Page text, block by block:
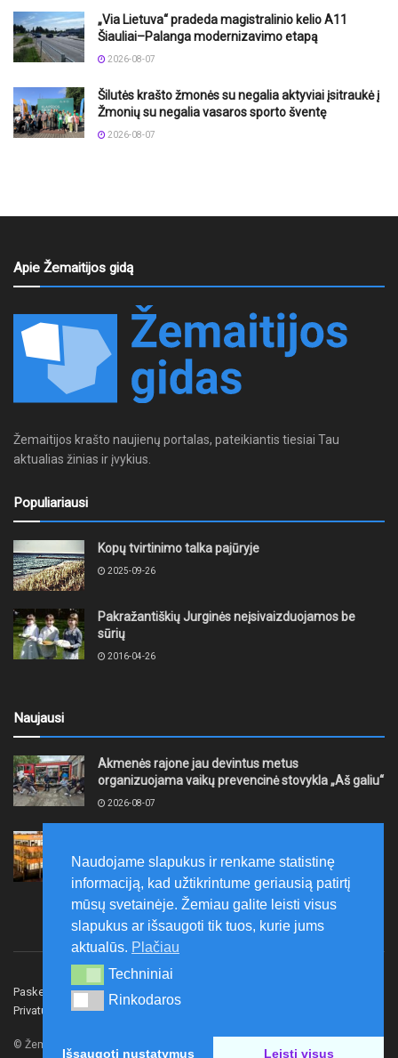
„Via Lietuva“ pradeda magistralinio kelio A11
Šiauliai–Palanga modernizavimo etapą
2026-08-07
Šilutės krašto žmonės su negalia aktyviai įsitraukė į
Žmonių su negalia vasaros sporto šventę
2026-08-07
Apie Žemaitijos gidą
Žemaitijos krašto naujienų portalas, pateikiantis tiesiai Tau
aktualias žinias ir įvykius.
Populiariausi
Kopų tvirtinimo talka pajūryje
2025-09-26
Pakražantiškių Jurginės neįsivaizduojamos be
sūrių
2016-04-26
Naujausi
Akmenės rajone jau devintus metus
organizuojama vaikų prevencinė stovykla „Aš galiu“
2026-08-07
smulkiojo ir vidutinio verslo subjektų kūrimąsi
2026-08-07
Paskelbk naujieną Rašyti redakcijai
Privatumo politika
© Žemaitijos gidas.
Naudojame slapukus ir renkame statistinę
informaciją, kad užtikrintume geriausią patirtį
mūsų svetainėje. Žemiau galite leisti visus
slapukus ar išsaugoti tik tuos, kurie jums
aktualūs. Plačiau
Techniniai
Techniniai
Rinkodaros
Rinkodaros
Išsaugoti nustatymus Leisti visus